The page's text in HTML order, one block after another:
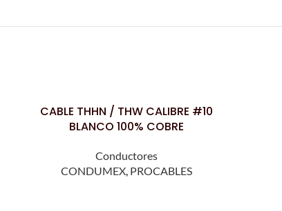
LEER MÁS
CABLE THHN / THW CALIBRE #10
BLANCO 100% COBRE
Conductores
CONDUMEX, PROCABLES